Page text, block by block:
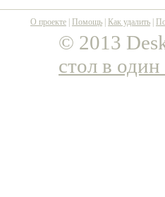
О проекте Помощь Как удалить
© 2013
стол в